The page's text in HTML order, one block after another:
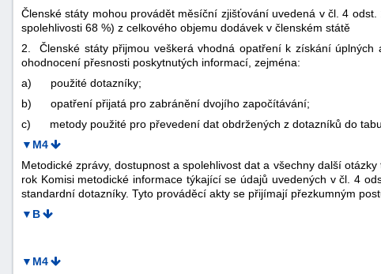
Členské státy mohou provádět měsíční zjišťování uvedená v čl. 4
spolehlivosti 68 %) z celkového objemu dodávek v členském státě
2. Členské státy přijmou veškerá vhodná opatření k získání
ohodnocení přesnosti poskytnutých informací, zejména:
a)
použité dotazníky;
b)
opatření přijatá pro zabránění dvojího započítávání;
c)
metody použité pro převedení dat obdržených z dotazníků do
▼M4
Metodické zprávy, dostupnost a spolehlivost dat a všechny další
rok Komisi metodické informace týkající se údajů uvedených v čl. 4
standardní dotazníky. Tyto prováděcí akty se přijímají přezkumným
▼B
▼M4